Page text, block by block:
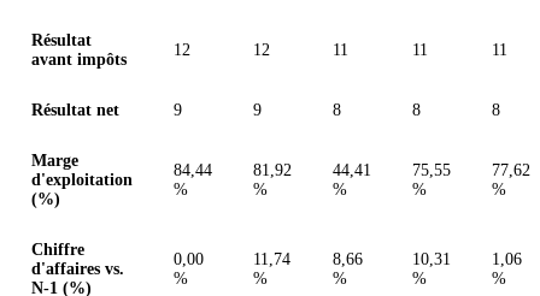
Résultat
avant impôts
12 12 11 11 11
Résultat net 9 9 8 8 8
Marge
d'exploitation
(%)
84,44
%
81,92
%
44,41
%
75,55
%
77,62
%
Chiffre
d'affaires vs.
N-1 (%)
0,00
%
11,74
%
8,66
%
10,31
%
1,06
%